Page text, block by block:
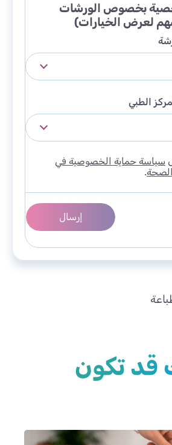
بخصوص الورشات
لعرض الخيارات)
الطبي
سياسة حماية الخصوصية في
.
قد تكون